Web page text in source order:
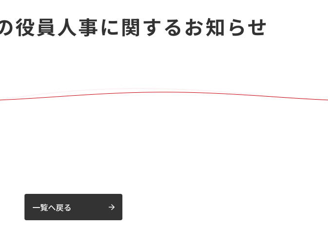
当社代表電話にご連絡ください。
電話番号は御間違えの無いよう、再度ご確認ください。
役員人事に関するお知らせ
一覧へ戻る